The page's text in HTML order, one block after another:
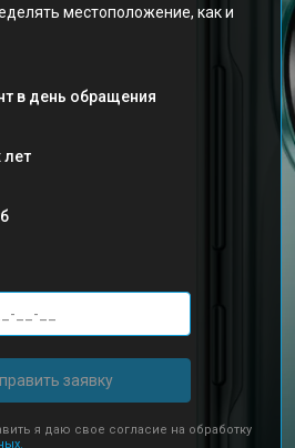
местоположение, как и
в день обращения
лет
заявку
я даю свое согласие на обработку